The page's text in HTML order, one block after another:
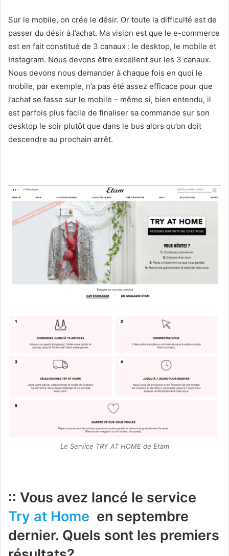
Sur le mobile, on crée le désir. Or toute la difficulté est de
passer du désir à l’achat. Ma vision est que le e-commerce
est en fait constitué de 3 canaux : le desktop, le mobile et
Instagram. Nous devons être excellent sur les 3 canaux.
Nous devons nous demander à chaque fois en quoi le
mobile, par exemple, n’a pas été assez efficace pour que
l’achat se fasse sur le mobile – même si, bien entendu, il
est parfois plus facile de finaliser sa commande sur son
desktop le soir plutôt que dans le bus alors qu’on doit
descendre au prochain arrêt.
Le Service TRY AT HOME de Etam
:: Vous avez lancé le service
Try at Home en septembre
dernier. Quels sont les premiers